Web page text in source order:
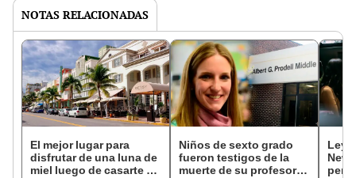
NOTAS RELACIONADAS
El mejor lugar para
disfrutar de una luna de
miel luego de casarte en
Niños de sexto grado
fueron testigos de la
muerte de su profesora
Ley